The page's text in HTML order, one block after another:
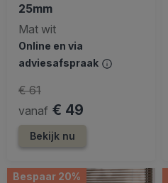
25mm
Mat wit
Online en via
adviesafspraak
vanaf € 49
€ 61
Bekijk nu
Bespaar 20%